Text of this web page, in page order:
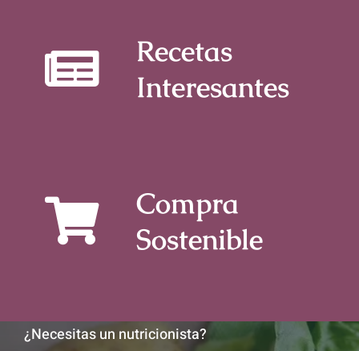
Recetas
Interesantes
Compra
Sostenible
¿Necesitas un nutricionista?